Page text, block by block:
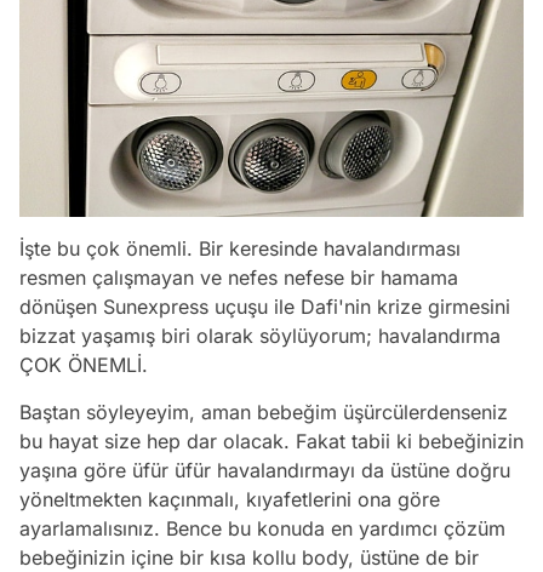
İşte bu çok önemli. Bir keresinde havalandırması
resmen çalışmayan ve nefes nefese bir hamama
dönüşen Sunexpress uçuşu ile Dafi'nin krize girmesini
bizzat yaşamış biri olarak söylüyorum; havalandırma
ÇOK ÖNEMLİ.
Baştan söyleyeyim, aman bebeğim üşürcülerdenseniz
bu hayat size hep dar olacak. Fakat tabii ki bebeğinizin
yaşına göre üfür üfür havalandırmayı da üstüne doğru
yöneltmekten kaçınmalı, kıyafetlerini ona göre
ayarlamalısınız. Bence bu konuda en yardımcı çözüm
bebeğinizin içine bir kısa kollu body, üstüne de bir